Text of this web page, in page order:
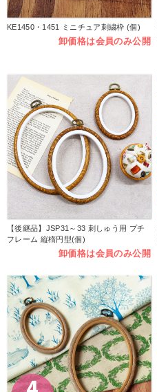
KE1450・1451 ミニチュア刺繍枠 (個)
卸価格は会員のみ公開
【後継品】JSP31～33 刺しゅう用 プチ
フレーム 縦楕円型(個)
卸価格は会員のみ公開